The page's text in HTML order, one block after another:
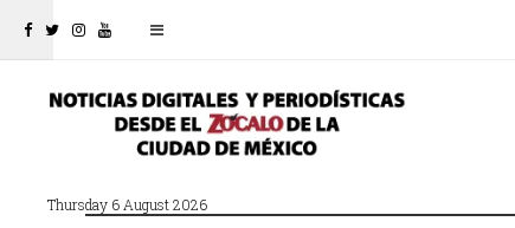
Thursday 6 August 2026